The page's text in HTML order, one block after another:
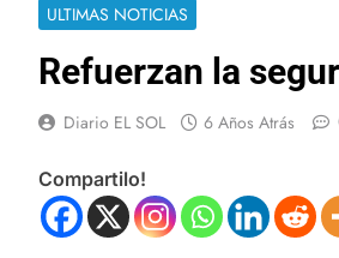
ULTIMAS NOTICIAS
Refuerzan la
Diario EL SOL 6 Años Atrás
Compartilo!